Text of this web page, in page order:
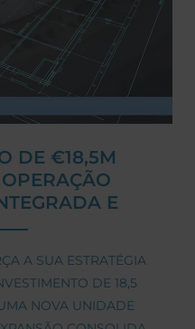
DE €18,5M
E
GRUPO TENSAI
A SUA ESTRATÉGIA
DE 18,5
NOVA UNIDADE